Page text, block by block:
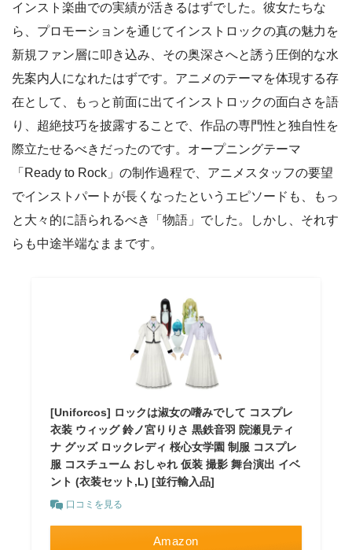
インスト楽曲での実績が活きるはずでした。彼女たちな
ら、プロモーションを通じてインストロックの真の魅力を
新規ファン層に叩き込み、その奥深さへと誘う圧倒的な水
先案内人になれたはずです。アニメのテーマを体現する存
在として、もっと前面に出てインストロックの面白さを語
り、超絶技巧を披露することで、作品の専門性と独自性を
際立たせるべきだったのです。オープニングテーマ
「Ready to Rock」の制作過程で、アニメスタッフの要望
でインストパートが長くなったというエピソードも、もっ
と大々的に語られるべき「物語」でした。しかし、それす
らも中途半端なままです。
[Uniforcos] ロックは淑女の嗜みでして コスプレ
衣装 ウィッグ 鈴ノ宮りりさ 黒鉄音羽 院瀬見ティ
ナ グッズ ロックレディ 桜心女学園 制服 コスプレ
服 コスチューム おしゃれ 仮装 撮影 舞台演出 イベ
ント (衣装セット,L) [並行輸入品]
口コミを見る
Amazon